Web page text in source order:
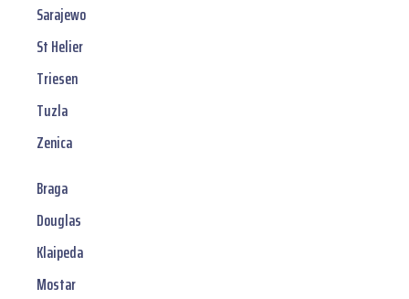
Sarajewo
St Helier
Triesen
Tuzla
Zenica
Braga
Douglas
Klaipeda
Mostar